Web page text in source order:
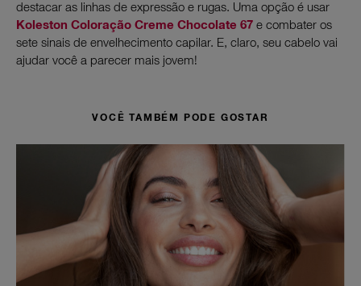
destacar as linhas de expressão e rugas. Uma opção é usar
Koleston Coloração Creme Chocolate 67 e combater os
sete sinais de envelhecimento capilar. E, claro, seu cabelo vai
ajudar você a parecer mais jovem!
VOCÊ TAMBÉM PODE GOSTAR